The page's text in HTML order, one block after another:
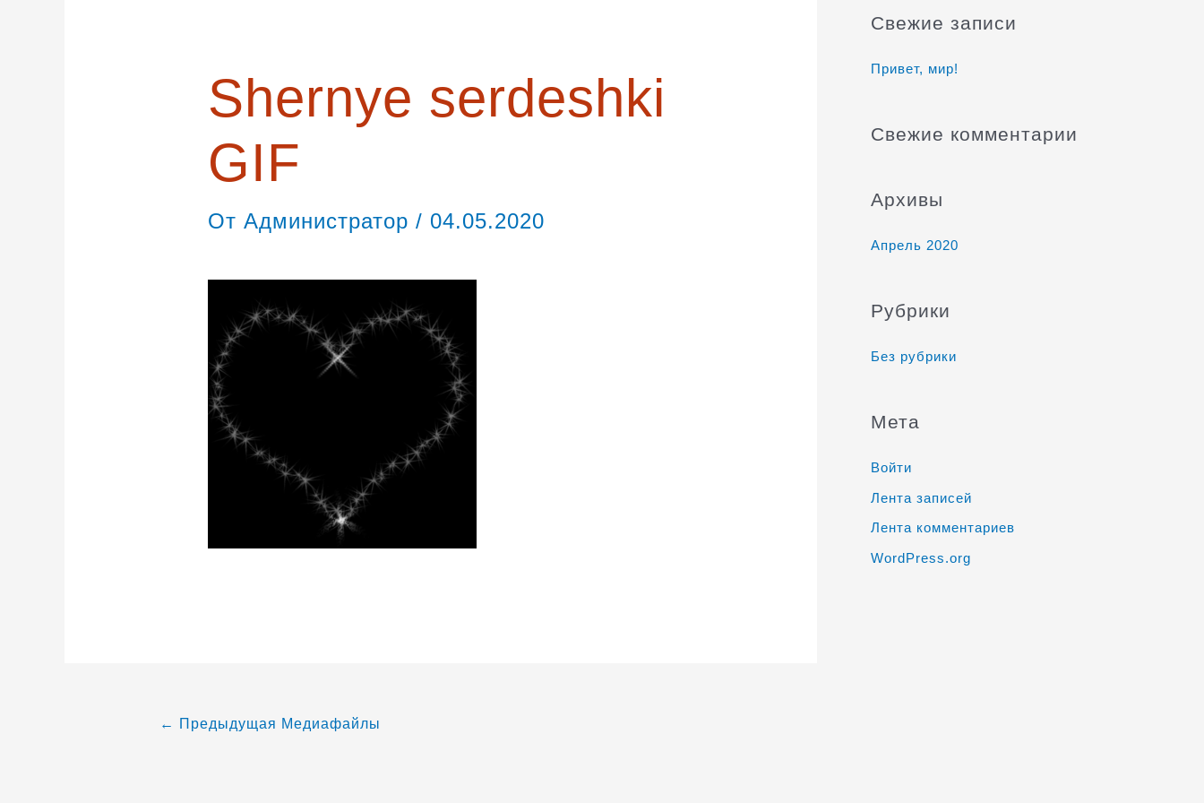
Shernye serdeshki
GIF
ОтАдминистратор/ 04.05.2020
← Предыдущая Медиафайлы
с
Свежие записи
Привет, мир!
Свежие комментарии
Архивы
Апрель 2020
Рубрики
Без рубрики
Мета
Войти
Лента записей
Лента комментариев
WordPress.org